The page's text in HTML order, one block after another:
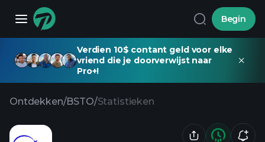
Begin
Verdien 10$ contant geld voor elke
vriend die je doorverwijst naar
Pro+!
Ontdekken/BSTO/Statistieken